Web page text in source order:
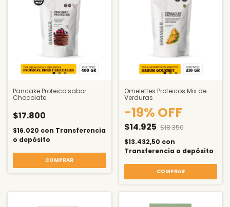
Pancake Proteico sabor
Chocolate
$17.800
$16.020 con Transferencia
o depósito
COMPRAR
Omelettes Proteicos Mix de
Verduras
-19% OFF
$14.925 $18.350
$13.432,50 con
Transferencia o depósito
COMPRAR